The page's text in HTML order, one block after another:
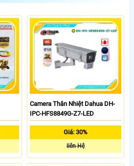
Camera Thân Nhiệt Dahua DH-
IPC-HFS8849G-Z7-LED
Giá: 30%
liên Hệ